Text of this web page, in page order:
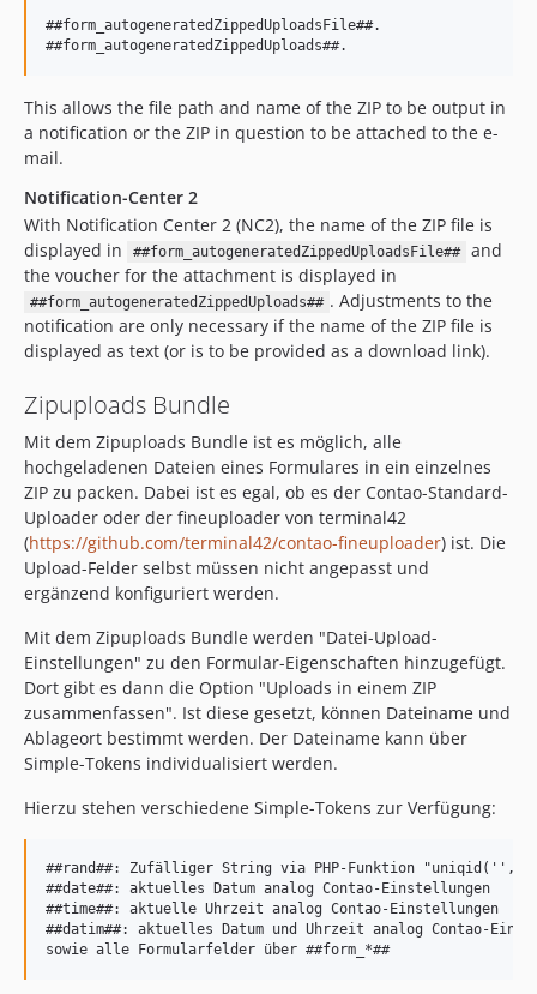
##form_autogeneratedZippedUploadsFile##.
This allows the file path and name of the ZIP to be output in
a notification or the ZIP in question to be attached to the e-
mail.
Notification-Center 2
With Notification Center 2 (NC2), the name of the ZIP file is
displayed in
##form_autogeneratedZippedUploadsFile##
and
the voucher for the attachment is displayed in
##form_autogeneratedZippedUploads## . Adjustments to the
notification are only necessary if the name of the ZIP file is
displayed as text (or is to be provided as a download link).
Zipuploads Bundle
Mit dem Zipuploads Bundle ist es möglich, alle
hochgeladenen Dateien eines Formulares in ein einzelnes
ZIP zu packen. Dabei ist es egal, ob es der Contao-Standard-
Uploader oder der fineuploader von terminal42
(https://github.com/terminal42/contao-fineuploader) ist. Die
Upload-Felder selbst müssen nicht angepasst und
ergänzend konfiguriert werden.
Mit dem Zipuploads Bundle werden "Datei-Upload-
Einstellungen" zu den Formular-Eigenschaften hinzugefügt.
Dort gibt es dann die Option "Uploads in einem ZIP
zusammenfassen". Ist diese gesetzt, können Dateiname und
Ablageort bestimmt werden. Der Dateiname kann über
Simple-Tokens individualisiert werden.
Hierzu stehen verschiedene Simple-Tokens zur Verfügung:
##rand##: Zufälliger String via PHP-Funktion "uniqid('',
##date##: aktuelles Datum analog Contao-Einstellungen
##time##: aktuelle Uhrzeit analog Contao-Einstellungen
##datim##: aktuelles Datum und Uhrzeit analog Contao-